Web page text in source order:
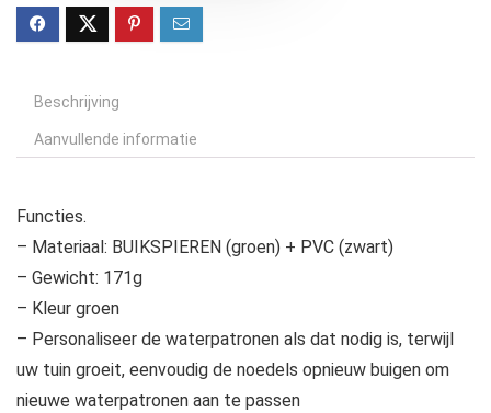
Beschrijving
Aanvullende informatie
Functies.
– Materiaal: BUIKSPIEREN (groen) + PVC (zwart)
– Gewicht: 171g
– Kleur groen
– Personaliseer de waterpatronen als dat nodig is, terwijl
uw tuin groeit, eenvoudig de noedels opnieuw buigen om
nieuwe waterpatronen aan te passen